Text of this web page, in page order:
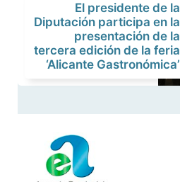
El presidente de la
Diputación participa en la
presentación de la
tercera edición de la feria
‘Alicante Gastronómica’